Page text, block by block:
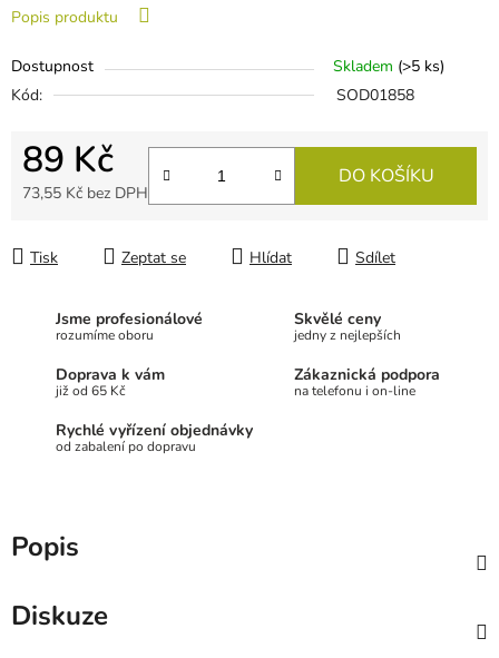
Popis produktu
Dostupnost Skladem (>5 ks)
Kód:
SOD01858
89 Kč
73,55 Kč bez DPH
DO KOŠÍKU
Tisk Zeptat se Hlídat Sdílet
Jsme profesionálové
rozumíme oboru
Skvělé ceny
jedny z nejlepších
Doprava k vám
již od 65 Kč
Zákaznická podpora
na telefonu i on-line
Rychlé vyřízení objednávky
od zabalení po dopravu
Popis
Diskuze